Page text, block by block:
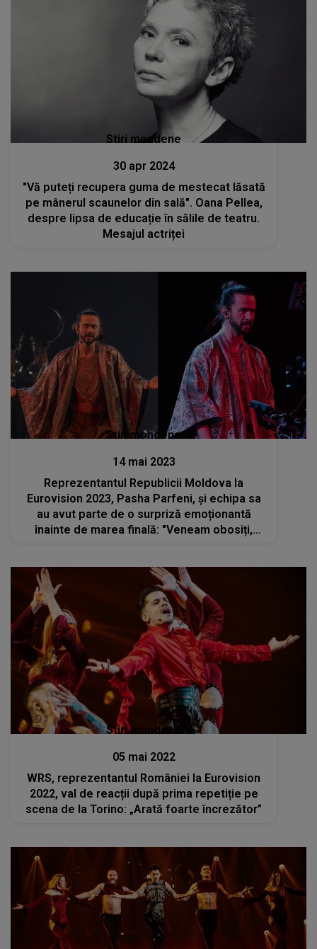
Stiri mondene
30 apr 2024
"Vă puteți recupera guma de mestecat lăsată
pe mânerul scaunelor din sală". Oana Pellea,
despre lipsa de educație în sălile de teatru.
Mesajul actriței
Stiri mondene
14 mai 2023
Reprezentantul Republicii Moldova la
Eurovision 2023, Pasha Parfeni, și echipa sa
au avut parte de o surpriză emoționantă
înainte de marea finală: "Veneam obosiți,
Stiri mondene
05 mai 2022
WRS, reprezentantul României la Eurovision
2022, val de reacții după prima repetiție pe
scena de la Torino: „Arată foarte încrezător”